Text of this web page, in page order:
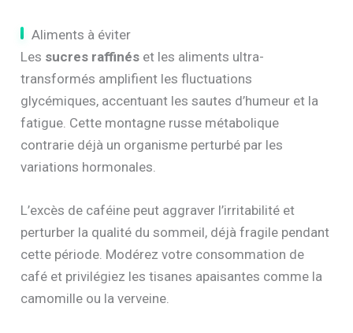
Aliments à éviter
Les sucres raffinés et les aliments ultra-
transformés amplifient les fluctuations
glycémiques, accentuant les sautes d’humeur et la
fatigue. Cette montagne russe métabolique
contrarie déjà un organisme perturbé par les
variations hormonales.
L’excès de caféine peut aggraver l’irritabilité et
perturber la qualité du sommeil, déjà fragile pendant
cette période. Modérez votre consommation de
café et privilégiez les tisanes apaisantes comme la
camomille ou la verveine.